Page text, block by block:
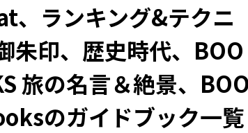
、ランキング&テクニ
朱印、歴史時代、BOO
旅の名言＆絶景、BOO
のガイドブック一覧